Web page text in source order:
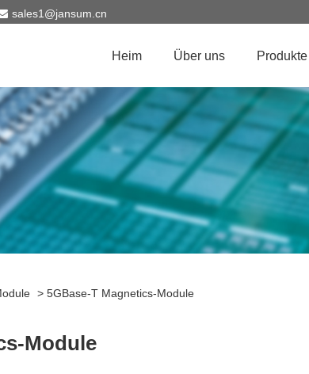
sales1@jansum.cn
Heim Über uns Produkte
> 5GBase-T Magnetics-Module
Module